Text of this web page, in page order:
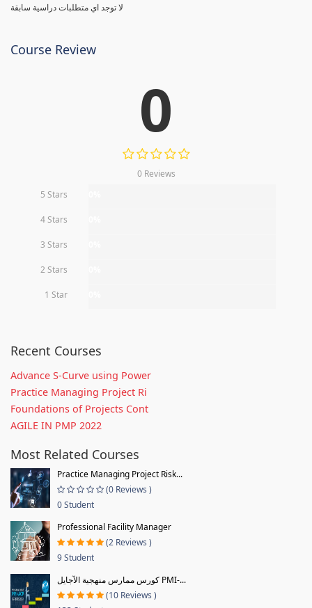
لا توجد اي متطلبات دراسية سابقة
Course Review
0
0 Reviews
5 Stars
4 Stars
3 Stars
2 Stars
1 Star
Recent Courses
Advance S-Curve using Power
Practice Managing Project Ri
Foundations of Projects Cont
AGILE IN PMP 2022
Most Related Courses
Practice Managing Project Risk...
(0 Reviews )
0 Student
Professional Facility Manager
(2 Reviews )
9 Student
كورس ممارس منهجية الآجايل PMI-...
(10 Reviews )